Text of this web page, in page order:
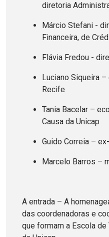
diretoria
Márcio Stefani -
Financeira, de
Flávia Fredou -
Luciano Siqueira
Recife
Tania Bacelar –
Causa da Unicap
Guido Correia –
Marcelo Barros –
A entrada – A
das coordenadoras e
que formam a Escola